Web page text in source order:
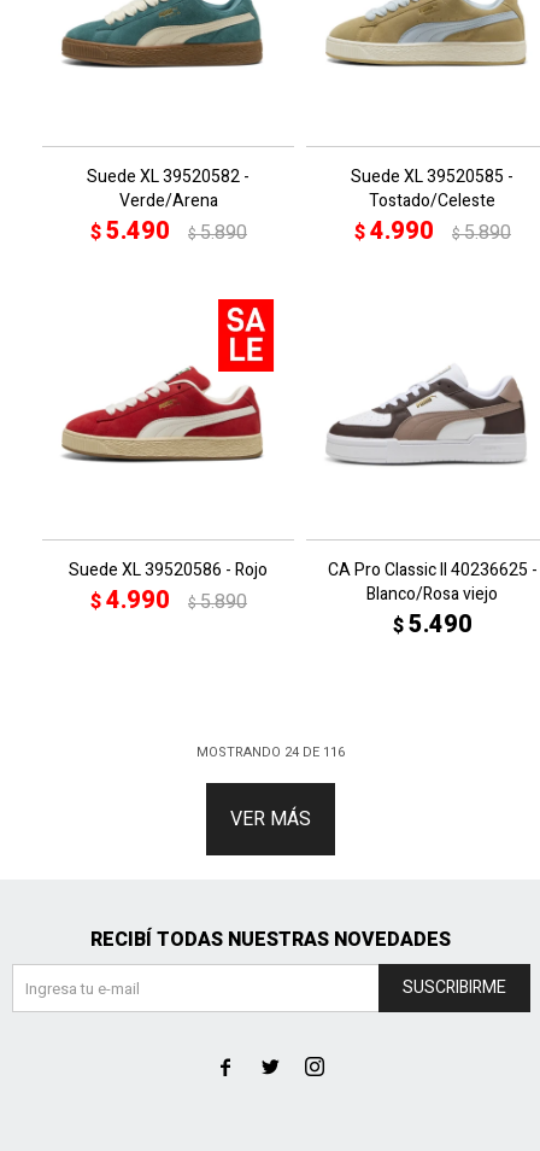
Suede XL 39520582 -
Verde/Arena
$5.490 $5.890
Suede XL 39520585 -
Tostado/Celeste
$4.990 $5.890
Suede XL 39520586 - Rojo
$4.990 $5.890
CA Pro Classic II 40236625 -
Blanco/Rosa viejo
$5.490
MOSTRANDO 24DE 116
VER MÁS
RECIBÍ TODAS NUESTRAS NOVEDADES
SUSCRIBIRME
  